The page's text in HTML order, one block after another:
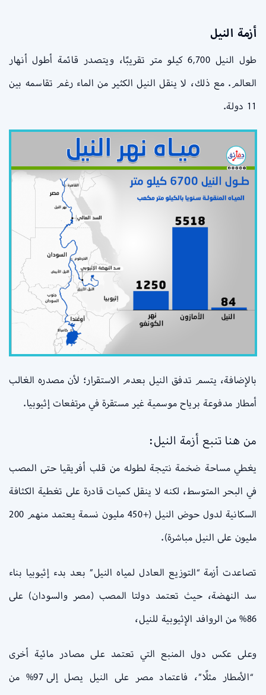
أزمة النيل
طول النيل 6,700 كيلو متر تقريبًا، ويتصدر قائمة أطول أنهار
العالم. مع ذلك، لا ينقل النيل الكثير من الماء رغم تقاسمه بين
11 دولة.
بالإضافة، يتسم تدفق النيل بعدم الاستقرار؛ لأن مصدره الغالب
أمطار مدفوعة برياح موسمية غير مستقرة في مرتفعات إثيوبيا.
من هنا تنبع أزمة النيل:
يغطي مساحة ضخمة نتيجة لطوله من قلب أفريقيا حتى المصب
في البحر المتوسط، لكنه لا ينقل كميات قادرة على تغطية الكثافة
السكانية لدول حوض النيل (+450 مليون نسمة يعتمد منهم 200
مليون على النيل مباشرة).
تصاعدت أزمة “التوزيع العادل لمياه النيل” بعد بدء إثيوبيا بناء
سد النهضة، حيث تعتمد دولتا المصب (مصر والسودان) على
86% من الروافد الإثيوبية للنيل،
وعلى عكس دول المنبع التي تعتمد على مصادر مائية أخرى
“الأمطار مثلًا”، فاعتماد مصر على النيل يصل إلى 97% من